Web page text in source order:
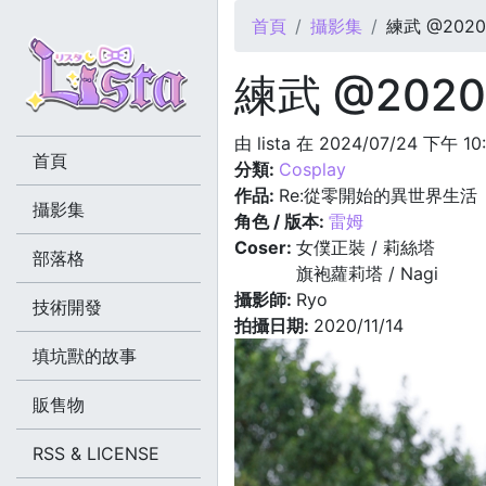
您在這裡
首頁 攝影集 練武
練武
由 lista 在 2024/07/24 下午
分類: Cosplay
作品: Re:從零開始的異世界生活
角色 / 版本: 雷姆
Coser: 女僕正裝 / 莉絲塔
旗袍蘿莉塔 / Nagi
攝影師: Ryo
拍攝日期: 2020/11/14
首頁
攝影集
部落格
技術開發
填坑獸的故事
販售物
RSS & LICENSE